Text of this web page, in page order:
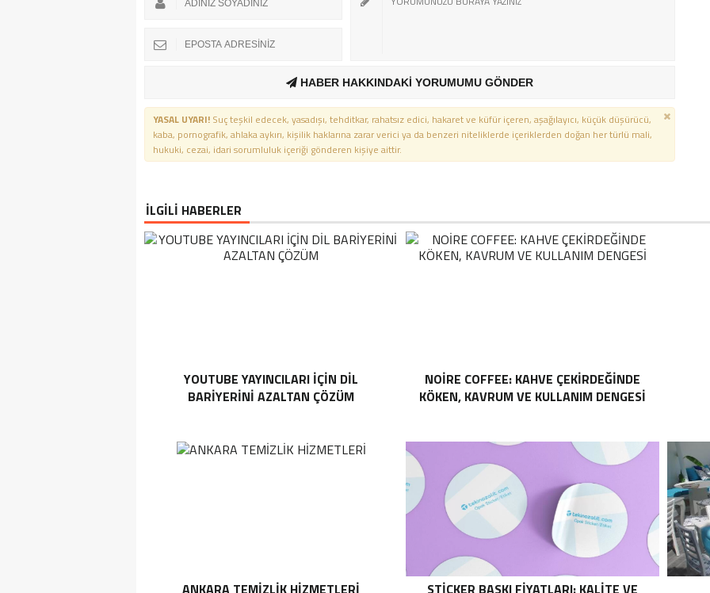
HABER HAKKINDAKİ YORUMUMU GÖNDER
YASAL UYARI! Suç teşkil edecek, yasadışı, tehditkar, rahatsız edici, hakaret ve küfür içeren, aşağılayıcı, küçük düşürücü,
kaba, pornografik, ahlaka aykırı, kişilik haklarına zarar verici ya da benzeri niteliklerde içeriklerden doğan her türlü mali,
hukuki, cezai, idari sorumluluk içeriği gönderen kişiye aittir.
İLGİLİ HABERLER
YOUTUBE YAYINCILARI IÇIN DIL
BARIYERINI AZALTAN ÇÖZÜM
NOIRE COFFEE: KAHVE ÇEKIRDEĞINDE
KÖKEN, KAVRUM VE KULLANIM DENGESI
ANKARA TEMIZLIK HIZMETLERI STICKER BASKI FIYATLARI: KALITE VE